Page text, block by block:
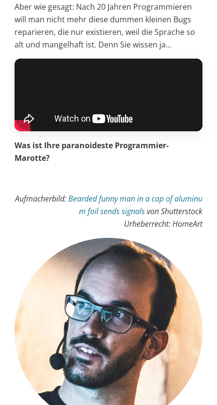
Aber wie gesagt: Nach 20 Jahren Programmieren
will man nicht mehr diese dummen kleinen Bugs
reparieren, die nur existieren, weil die Sprache so
alt und mangelhaft ist. Denn Sie wissen ja…
Was ist Ihre paranoideste Programmier-
Marotte?
Aufmacherbild:Bearded funny man in a cap of aluminu
m foil sends signalsvon Shutterstock
Urheberrecht: HomeArt